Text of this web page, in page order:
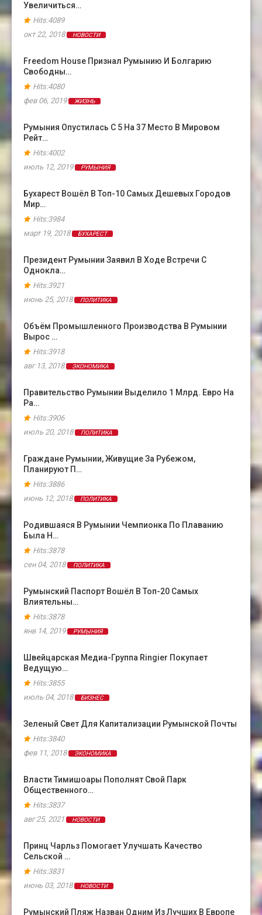
Увеличиться…
Hits:4089
окт 22, 2018
НОВОСТИ
Freedom House Признал Румынию И Болгарию
Свободны…
Hits:4080
фев 06, 2019
ЖИЗНЬ
Румыния Опустилась С 5 На 37 Место В Мировом
Рейт…
Hits:4002
июль 12, 2019
РУМЫНИЯ
Бухарест Вошёл В Топ-10 Самых Дешевых Городов
Мир…
Hits:3984
март 19, 2018
БУХАРЕСТ
Президент Румынии Заявил В Ходе Встречи С
Однокла…
Hits:3921
июнь 25, 2018
ПОЛИТИКА
Объём Промышленного Производства В Румынии
Вырос …
Hits:3918
авг 13, 2018
ЭКОНОМИКА
Правительство Румынии Выделило 1 Млрд. Евро На
Ра…
Hits:3906
июль 20, 2018
ПОЛИТИКА
Граждане Румынии, Живущие За Рубежом,
Планируют П…
Hits:3886
июнь 12, 2018
ПОЛИТИКА
Родившаяся В Румынии Чемпионка По Плаванию
Была Н…
Hits:3878
сен 04, 2018
ПОЛИТИКА
Румынский Паспорт Вошёл В Топ-20 Самых
Влиятельны…
Hits:3878
янв 14, 2019
РУМЫНИЯ
Швейцарская Медиа-Группа Ringier Покупает
Ведущую…
Hits:3855
июль 04, 2018
БИЗНЕС
Зеленый Свет Для Капитализации Румынской Почты
Hits:3840
фев 11, 2018
ЭКОНОМИКА
Власти Тимишоары Пополнят Свой Парк
Общественного…
Hits:3837
авг 25, 2021
НОВОСТИ
Принц Чарльз Помогает Улучшать Качество
Сельской …
Hits:3831
июнь 03, 2018
НОВОСТИ
Румынский Пляж Назван Одним Из Лучших В Европе